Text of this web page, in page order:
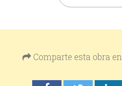
Comparte esta obra